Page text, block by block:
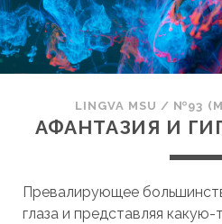
LINGVA MSU / №93
АФАНТАЗИЯ И
Превалирующее
глаза и представляя какую-